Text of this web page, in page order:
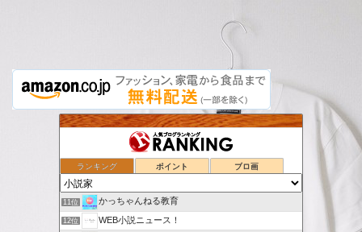
ランキング ポイント ブロ画
7位 なくもんか(T_T)
広岡威吹のラノベ作家ブログ（ＧＡ文庫大賞）
「冬樹亜里咲」はじめました。
10位
11位 かっちゃんねる教育
12位 WEB小説ニュース！